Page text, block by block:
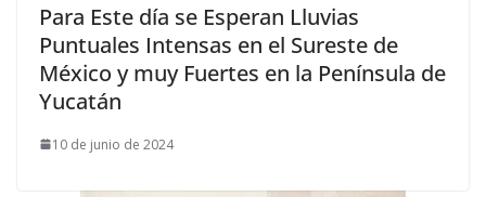
Para Este día se Esperan Lluvias
Puntuales Intensas en el Sureste de
México y muy Fuertes en la Península de
Yucatán
10 de junio de 2024